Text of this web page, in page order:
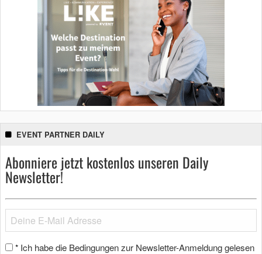
EVENT PARTNER DAILY
Abonniere jetzt kostenlos unseren Daily
Newsletter!
* Ich habe die Bedingungen zur Newsletter-Anmeldung gelesen